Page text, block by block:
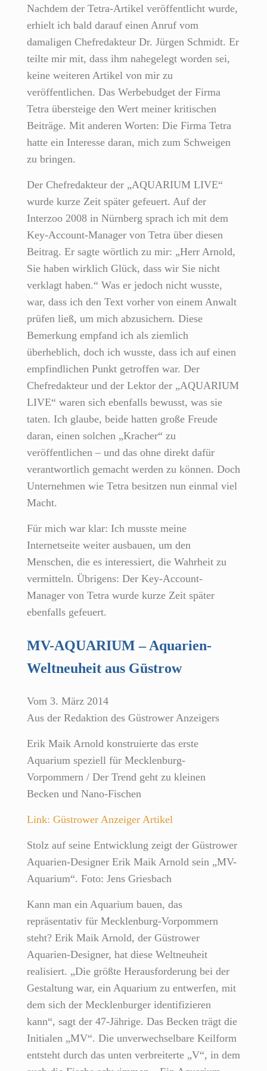
Nachdem der Tetra-Artikel veröffentlicht wurde,
erhielt ich bald darauf einen Anruf vom
damaligen Chefredakteur Dr. Jürgen Schmidt. Er
teilte mir mit, dass ihm nahegelegt worden sei,
keine weiteren Artikel von mir zu
veröffentlichen. Das Werbebudget der Firma
Tetra übersteige den Wert meiner kritischen
Beiträge. Mit anderen Worten: Die Firma Tetra
hatte ein Interesse daran, mich zum Schweigen
zu bringen.
Der Chefredakteur der „AQUARIUM LIVE“
wurde kurze Zeit später gefeuert. Auf der
Interzoo 2008 in Nürnberg sprach ich mit dem
Key-Account-Manager von Tetra über diesen
Beitrag. Er sagte wörtlich zu mir: „Herr Arnold,
Sie haben wirklich Glück, dass wir Sie nicht
verklagt haben.“ Was er jedoch nicht wusste,
war, dass ich den Text vorher von einem Anwalt
prüfen ließ, um mich abzusichern. Diese
Bemerkung empfand ich als ziemlich
überheblich, doch ich wusste, dass ich auf einen
empfindlichen Punkt getroffen war. Der
Chefredakteur und der Lektor der „AQUARIUM
LIVE“ waren sich ebenfalls bewusst, was sie
taten. Ich glaube, beide hatten große Freude
daran, einen solchen „Kracher“ zu
veröffentlichen – und das ohne direkt dafür
verantwortlich gemacht werden zu können. Doch
Unternehmen wie Tetra besitzen nun einmal viel
Macht.
Für mich war klar: Ich musste meine
Internetseite weiter ausbauen, um den
Menschen, die es interessiert, die Wahrheit zu
vermitteln. Übrigens: Der Key-Account-
Manager von Tetra wurde kurze Zeit später
ebenfalls gefeuert.
MV-AQUARIUM – Aquarien-
Weltneuheit aus Güstrow
Vom 3. März 2014
Aus der Redaktion des Güstrower Anzeigers
Erik Maik Arnold konstruierte das erste
Aquarium speziell für Mecklenburg-
Vorpommern / Der Trend geht zu kleinen
Becken und Nano-Fischen
Link: Güstrower Anzeiger Artikel
Stolz auf seine Entwicklung zeigt der Güstrower
Aquarien-Designer Erik Maik Arnold sein „MV-
Aquarium“. Foto: Jens Griesbach
Kann man ein Aquarium bauen, das
repräsentativ für Mecklenburg-Vorpommern
steht? Erik Maik Arnold, der Güstrower
Aquarien-Designer, hat diese Weltneuheit
realisiert. „Die größte Herausforderung bei der
Gestaltung war, ein Aquarium zu entwerfen, mit
dem sich der Mecklenburger identifizieren
kann“, sagt der 47-Jährige. Das Becken trägt die
Initialen „MV“. Die unverwechselbare Keilform
entsteht durch das unten verbreiterte „V“, in dem